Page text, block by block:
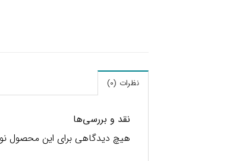
نظرات (0)
نقد و بررسی‌ها
هیچ دیدگاهی برای این محصول